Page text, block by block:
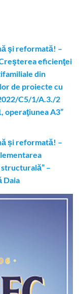
şi reformată! –
eficienţei
din
de proiecte cu
C5/1/A.3./2
operaţiunea A3”
și reformată! –
–
Daia